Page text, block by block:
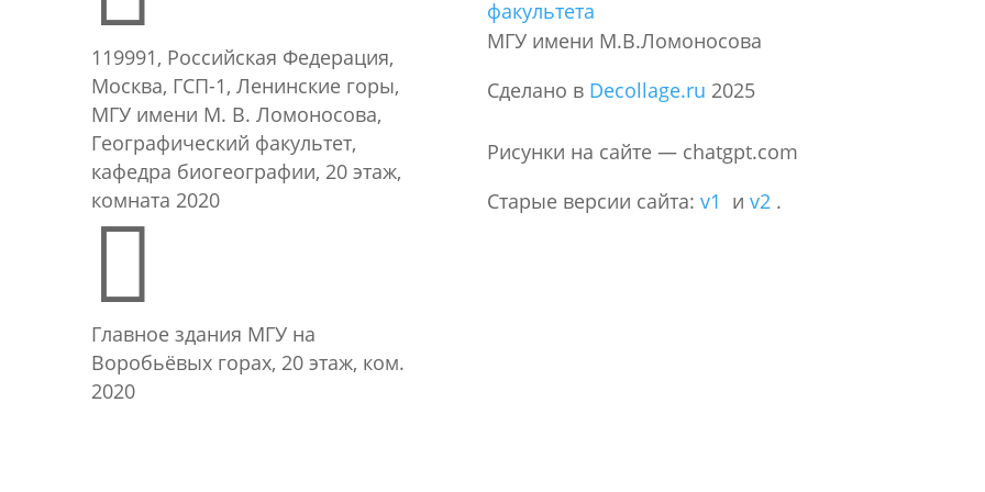
119991, Российская Федерация,
Москва, ГСП-1, Ленинские горы,
МГУ имени М. В. Ломоносова,
Географический факультет,
кафедра биогеографии, 20 этаж,
комната 2020

Главное здания МГУ на
Воробьёвых горах, 20 этаж, ком.
2020
факультета
МГУ имени М.В.Ломоносова
Сделано в Decollage.ru 2025
Рисунки на сайте — chatgpt.com
Старые версии сайта: v1 и v2 .